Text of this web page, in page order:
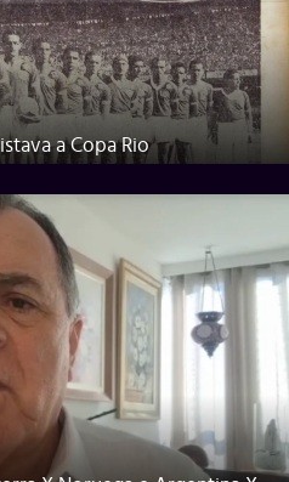
a Copa Rio